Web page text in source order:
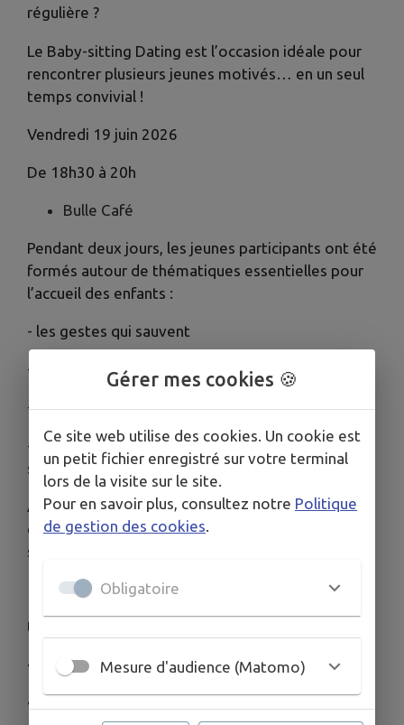
régulière ?
Le Baby-sitting Dating est l’occasion idéale pour
rencontrer plusieurs jeunes motivés… en un seul
temps convivial !
Vendredi 19 juin 2026
De 18h30 à 20h
Bulle Café
Pendant deux jours, les jeunes participants ont été
formés autour de thématiques essentielles pour
l’accueil des enfants :
- les gestes qui sauvent
- les besoins de l’enfant selon son âge
- les bienfaits du jeu et des temps de découverte
- la posture et les responsabilités du/de la baby-
sitter
Aujourd’hui, ils sont prêts à mettre leurs
compétences, leur sérieux et leur énergie au
service des familles.
Le principe ?
Un format simple et efficace qui vous permet :
• d’échanger directement avec plusieurs candidats
• de poser vos questions
Gérer mes cookies 🍪
Ce site web utilise des cookies. Un cookie est
un petit fichier enregistré sur votre terminal
lors de la visite sur le site.
Pour en savoir plus, consultez notre Politique
de gestion des cookies.
Obligatoire
Mesure d'audience (Matomo)